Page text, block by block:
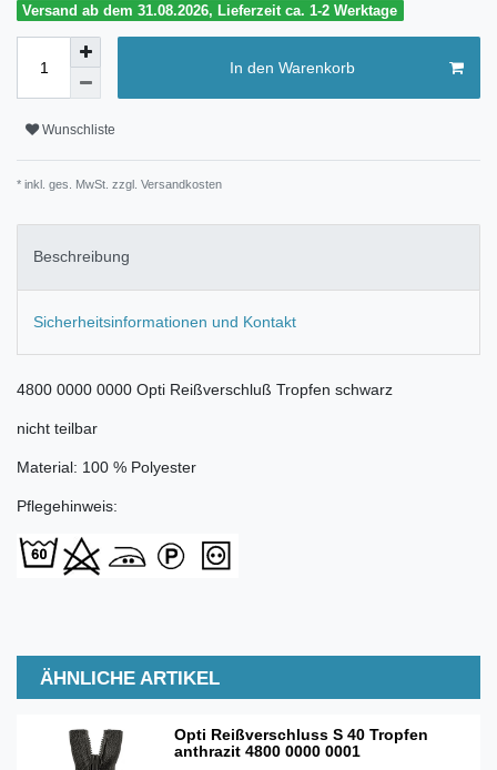
Versand ab dem 31.08.2026, Lieferzeit ca. 1-2 Werktage
In den Warenkorb
Wunschliste
* inkl. ges. MwSt. zzgl. Versandkosten
Beschreibung
Sicherheitsinformationen und Kontakt
4800 0000 0000 Opti Reißverschluß Tropfen schwarz
nicht teilbar
Material: 100 % Polyester
Pflegehinweis:
ÄHNLICHE ARTIKEL
Opti Reißverschluss S 40 Tropfen
anthrazit 4800 0000 0001